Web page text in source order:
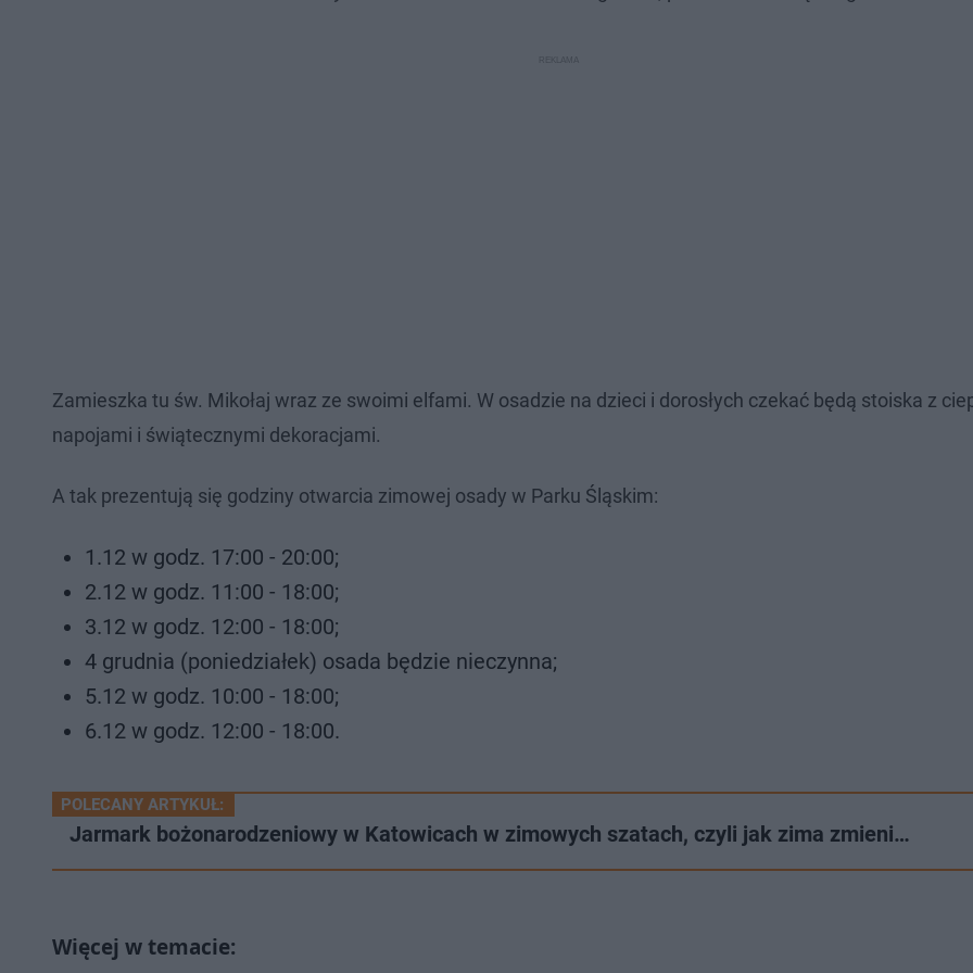
Zamieszka tu św. Mikołaj wraz ze swoimi elfami. W osadzie na dzieci i dorosłych czekać będą stoiska z
napojami i świątecznymi dekoracjami.
A tak prezentują się godziny otwarcia zimowej osady w Parku Śląskim:
1.12 w godz. 17:00 - 20:00;
2.12 w godz. 11:00 - 18:00;
3.12 w godz. 12:00 - 18:00;
4 grudnia (poniedziałek) osada będzie nieczynna;
5.12 w godz. 10:00 - 18:00;
6.12 w godz. 12:00 - 18:00.
POLECANY ARTYKUŁ:
Jarmark bożonarodzeniowy w Katowicach w zimowych szatach, czyli jak zima zmieni…